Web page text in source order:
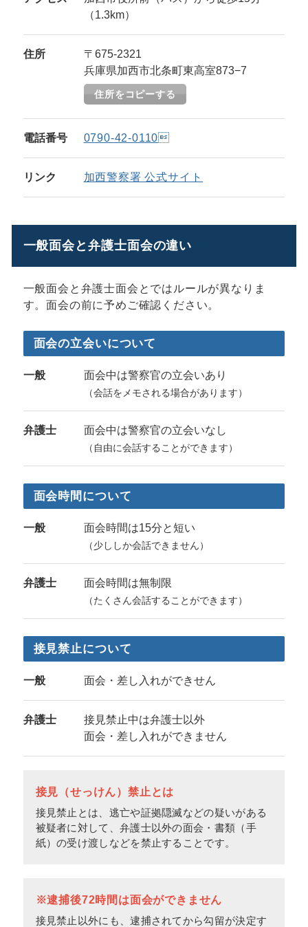
（1.3km）
住所
〒675-2321
兵庫県加西市北条町東高室873−7
住所をコピーする
電話番号 0790-42-0110
リンク 加西警察署 公式サイト
一般面会と弁護士面会の違い
一般面会と弁護士面会とではルールが異なりま
す。面会の前に予めご確認ください。
面会の立会いについて
一般 面会中は警察官の立会いあり
（会話をメモされる場合があります）
弁護士 面会中は警察官の立会いなし
（自由に会話することができます）
面会時間について
一般 面会時間は15分と短い
（少ししか会話できません）
弁護士 面会時間は無制限
（たくさん会話することができます）
接見禁止について
一般 面会・差し入れができせん
弁護士
接見禁止中は弁護士以外
面会・差し入れができません
接見（せっけん）禁止とは
接見禁止とは、逃亡や証拠隠滅などの疑いがある
被疑者に対して、弁護士以外の面会・書類（手
紙）の受け渡しなどを禁止することです。
※逮捕後72時間は面会ができません
接見禁止以外にも、逮捕されてから勾留が決定す